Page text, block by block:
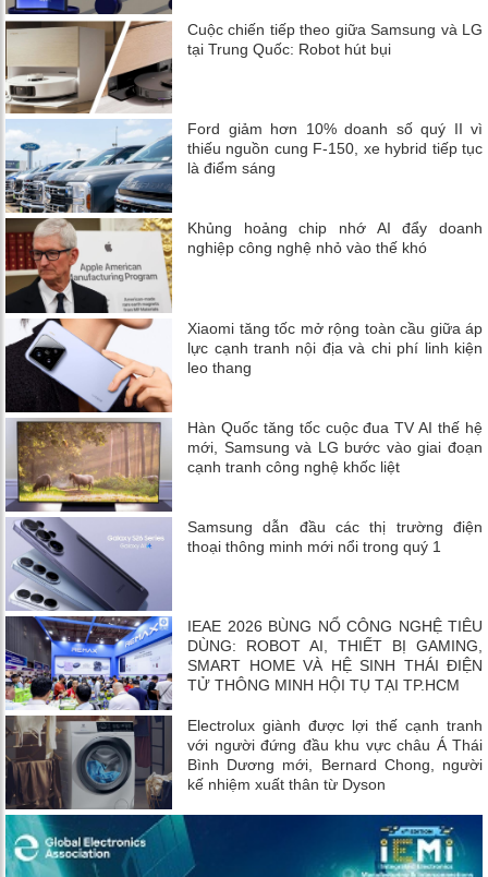
Cuộc chiến tiếp theo giữa Samsung và LG
tại Trung Quốc: Robot hút bụi
Ford giảm hơn 10% doanh số quý II vì
thiếu nguồn cung F-150, xe hybrid tiếp tục
là điểm sáng
Khủng hoảng chip nhớ AI đẩy doanh
nghiệp công nghệ nhỏ vào thế khó
Xiaomi tăng tốc mở rộng toàn cầu giữa áp
lực cạnh tranh nội địa và chi phí linh kiện
leo thang
Hàn Quốc tăng tốc cuộc đua TV AI thế hệ
mới, Samsung và LG bước vào giai đoạn
cạnh tranh công nghệ khốc liệt
Samsung dẫn đầu các thị trường điện
thoại thông minh mới nổi trong quý 1
IEAE 2026 BÙNG NỔ CÔNG NGHỆ TIÊU
DÙNG: ROBOT AI, THIẾT BỊ GAMING,
SMART HOME VÀ HỆ SINH THÁI ĐIỆN
TỬ THÔNG MINH HỘI TỤ TẠI TP.HCM
Electrolux giành được lợi thế cạnh tranh
với người đứng đầu khu vực châu Á Thái
Bình Dương mới, Bernard Chong, người
kế nhiệm xuất thân từ Dyson